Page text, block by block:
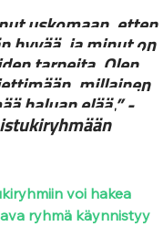
uskomaan, etten
hyvää, ja minut on
tarpeita. Olen
millainen
haluan elää.” -
voi hakea
ryhmä käynnistyy